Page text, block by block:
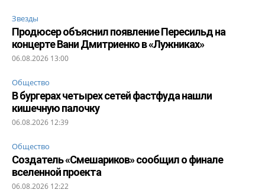
Звезды
Продюсер объяснил появление Пересильд на
концерте Вани Дмитриенко в «Лужниках»
06.08.2026 13:00
Общество
В бургерах четырех сетей фастфуда нашли
кишечную палочку
06.08.2026 12:39
Общество
Создатель «Смешариков» сообщил о финале
вселенной проекта
06.08.2026 12:22